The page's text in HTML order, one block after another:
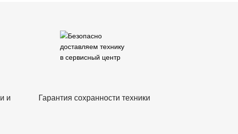
и
Гарантия сохранности техники